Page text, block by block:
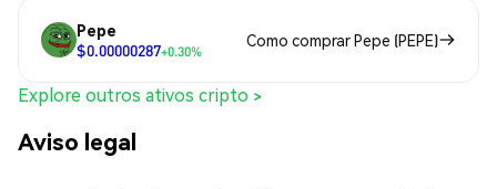
Pepe
$0.00000287+0.30%
Como comprar Pepe (PEPE)
Explore outros ativos cripto >
Aviso legal